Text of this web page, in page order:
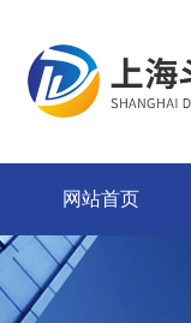
网站首页